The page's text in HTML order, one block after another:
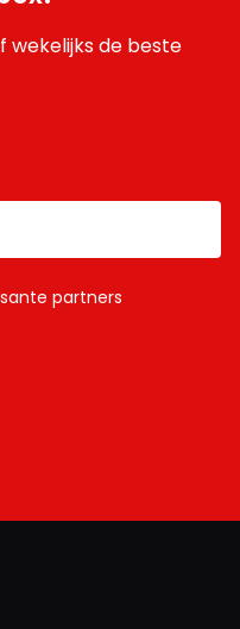
wekelijks de beste
partners